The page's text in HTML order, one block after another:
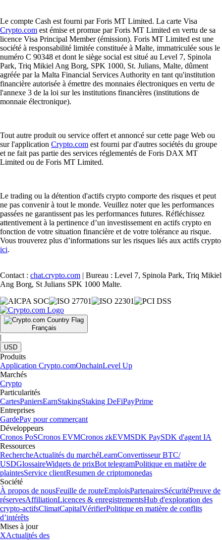
Le compte Cash est fourni par Foris MT Limited. La carte Visa
Crypto.com est émise et promue par Foris MT Limited en vertu de sa
licence Visa Principal Member (émission). Foris MT Limited est une
société à responsabilité limitée constituée à Malte, immatriculée sous le
numéro C 90348 et dont le siège social est situé au Level 7, Spinola
Park, Triq Mikiel Ang Borg, SPK 1000, St. Julians, Malte, dûment
agréée par la Malta Financial Services Authority en tant qu'institution
financière autorisée à émettre des monnaies électroniques en vertu de
l'annexe 3 de la loi sur les institutions financières (institutions de
monnaie électronique).
Tout autre produit ou service offert et annoncé sur cette page Web ou
sur l'application Crypto.com est fourni par d'autres sociétés du groupe
et ne fait pas partie des services réglementés de Foris DAX MT
Limited ou de Foris MT Limited.
Le trading ou la détention d'actifs crypto comporte des risques et peut
ne pas convenir à tout le monde. Veuillez noter que les performances
passées ne garantissent pas les performances futures. Réfléchissez
attentivement à la pertinence d’un investissement en actifs crypto en
fonction de votre situation financière et de votre tolérance au risque.
Vous trouverez plus d’informations sur les risques liés aux actifs crypto
ici.
Contact : chat.crypto.com | Bureau : Level 7, Spinola Park, Triq Mikiel
Ang Borg, St Julians SPK 1000 Malte.
Français
|
USD
Produits
Application Crypto.comOnchainLevel Up
Marchés
Crypto
Particularités
CartesPaniersEarnStakingStaking DeFiPayPrime
Entreprises
GardePay pour commerçant
Développeurs
Cronos PoSCronos EVMCronos zkEVMSDK PaySDK d'agent IA
Ressources
RechercheActualités du marchéLearnConvertisseur BTC/
USDGlossaireWidgets de prixBot telegramPolitique en matière de
plaintesService clientResumen de criptomonedas
Société
À propos de nousFeuille de routeEmploisPartenairesSécuritéPreuve de
réservesAffiliationLicences & enregistrementsHub d'exploration des
crypto-actifsClimatCapitalVérifierPolitique en matière de conflits
d’intérêts
Mises à jour
XActualités des